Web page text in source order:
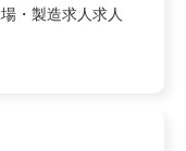
・製造求人求人